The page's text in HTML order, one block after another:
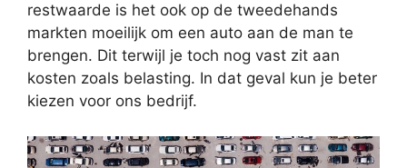
restwaarde is het ook op de tweedehands
markten moeilijk om een auto aan de man te
brengen. Dit terwijl je toch nog vast zit aan
kosten zoals belasting. In dat geval kun je beter
kiezen voor ons bedrijf.